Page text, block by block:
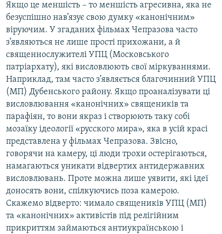
Якщо це меншість – то меншість агресивна, яка не
безуспішно нав’язує свою думку «канонічним»
віруючим. У згаданих фільмах Чепразова часто
з’являються не лише прості прихожани, а й
священнослужителі УПЦ (Московського
патріархату), які висловлюють свої міркуваннями.
Наприклад, там часто з’являється благочинний УПЦ
(МП) Дубенського району. Якщо проаналізувати ці
висловлювання «канонічних» священиків та
парафіян, то вони якраз і створюють таку собі
мозаїку ідеології «русского мира», яка в усій красі
представлена у фільмах Чепразова. Звісно,
говорячи на камеру, ці люди трохи остерігаються,
намагаються уникати відвертих антидержавних
висловлювань. Проте можна лише уявити, які ідеї
доносять вони, спілкуючись поза камерою.
Скажемо відверто: чимало священиків УПЦ (МП)
та «канонічних» активістів під релігійним
прикриттям займаються антиукраїнською і